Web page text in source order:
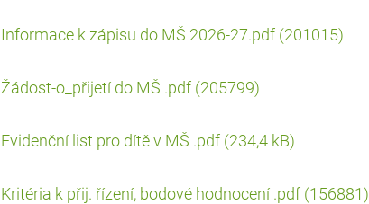
Informace k zápisu do MŠ 2026-27.pdf (201015)
Žádost-o_přijetí do MŠ .pdf (205799)
Evidenční list pro dítě v MŠ .pdf (234,4 kB)
Kritéria k přij. řízení, bodové hodnocení .pdf (156881)